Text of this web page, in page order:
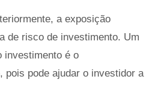
a exposição
de risco de investimento. Um
investimento é o
pois pode ajudar o investidor a